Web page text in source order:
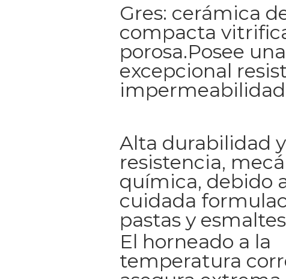
Gres: cerámica
compacta
porosa.Posee una
excepcional
Alta durabilidad y
resistencia,
química, debido
cuidada
pastas y
El horneado a la
temperatura